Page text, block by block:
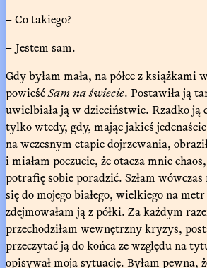
– Co takiego?
– Jestem sam.
Gdy byłam mała, na półce z książkami
powieśćSam na świecie. Postawiła ją
uwielbiała ją w dzieciństwie. Rzadko ją
tylko wtedy, gdy, mając jakieś
na wczesnym etapie dojrzewania,
i miałam poczucie, że otacza mnie
potrafię sobie poradzić. Szłam
się do mojego białego, wielkiego na
zdejmowałam ją z półki. Za każdym
przechodziłam wewnętrzny kryzys,
przeczytać ją do końca ze względu na
opisywał moją sytuację. Byłam pewna,